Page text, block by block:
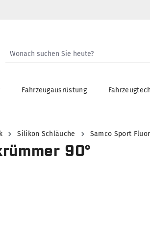
Fahrzeugausrüstung
Silikon Schläuche Samco Sport
90°